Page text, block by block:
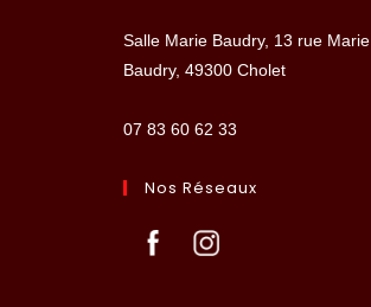
Salle Marie Baudry, 13 rue Marie
Baudry, 49300 Cholet
07 83 60 62 33
Nos Réseaux